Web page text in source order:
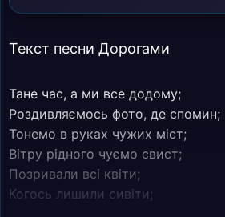
Текст песни Дорогами
Тане час, а ми все додому;
Роздивляємось фото, де спомин;
Тонемо в руках чужих міст;
Вітру рідного чуємо свист;
Позривали всі квіти;
Когось лишили сивіти;